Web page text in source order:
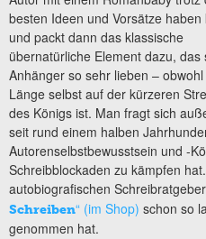
besten Ideen und Vorsätze haben
und packt dann das klassische
übernatürliche Element dazu, das
Anhänger so sehr lieben –
Länge selbst auf der kürzeren
des Königs ist. Man fragt sich
seit rund einem halben
Autorenselbstbewusstsein und -
Schreibblockaden zu kämpfen
autobiografischen Schreibratgeber
Schreiben“ (im Shop) schon so
genommen hat.